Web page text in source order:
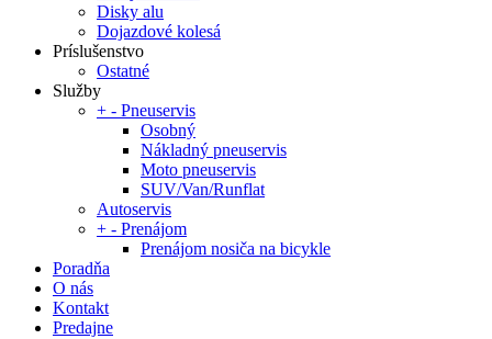
Disky alu
Dojazdové kolesá
Príslušenstvo
Ostatné
Služby
+ - Pneuservis
Osobný
Nákladný pneuservis
Moto pneuservis
SUV/Van/Runflat
Autoservis
+ - Prenájom
Prenájom nosiča na bicykle
Poradňa
O nás
Kontakt
Predajne